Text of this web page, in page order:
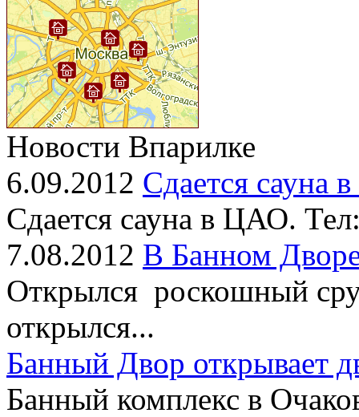
Новости Впарилке
6.09.2012 Сдается сауна
Сдается сауна в ЦАО.
7.08.2012 В Банном
Открылся роскошный
открылся...
Банный Двор открывает
Банный комплекс в